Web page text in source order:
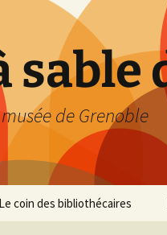
sable
de Grenoble
Le coin des bibliothécaires